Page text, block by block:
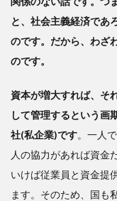
と、社会主義経済であ
のです。だから、 わざ
のです。
資本が増大すれば、そ
して管理するという画
社(私企業)です。一人
人の協力があれば資金
いけば従業員と資金提
ます。そのため、国も